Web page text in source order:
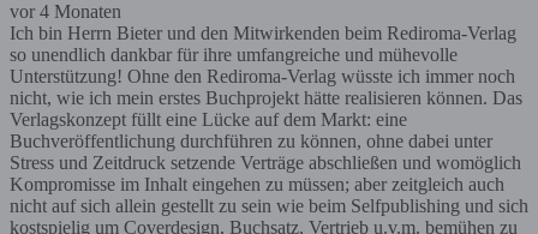
vor 4 Monaten
Ich bin Herrn Bieter und den Mitwirkenden beim Rediroma-Verlag
so unendlich dankbar für ihre umfangreiche und mühevolle
Unterstützung! Ohne den Rediroma-Verlag wüsste ich immer noch
nicht, wie ich mein erstes Buchprojekt hätte realisieren können. Das
Verlagskonzept füllt eine Lücke auf dem Markt: eine
Buchveröffentlichung durchführen zu können, ohne dabei unter
Stress und Zeitdruck setzende Verträge abschließen und womöglich
Kompromisse im Inhalt eingehen zu müssen; aber zeitgleich auch
nicht auf sich allein gestellt zu sein wie beim Selfpublishing und sich
kostspielig um Coverdesign, Buchsatz, Vertrieb u.v.m. bemühen zu